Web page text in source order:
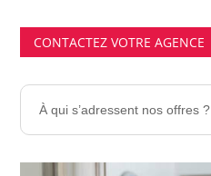
CONTACTEZ VOTRE AGENCE
À qui s’adressent nos offres ?